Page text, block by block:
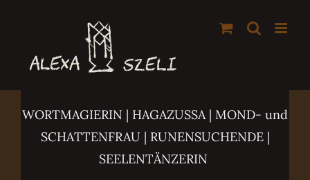
springen
WORTMAGIERIN | HAGAZUSSA | MOND- und
SCHATTENFRAU | RUNENSUCHENDE |
SEELENTÄNZERIN